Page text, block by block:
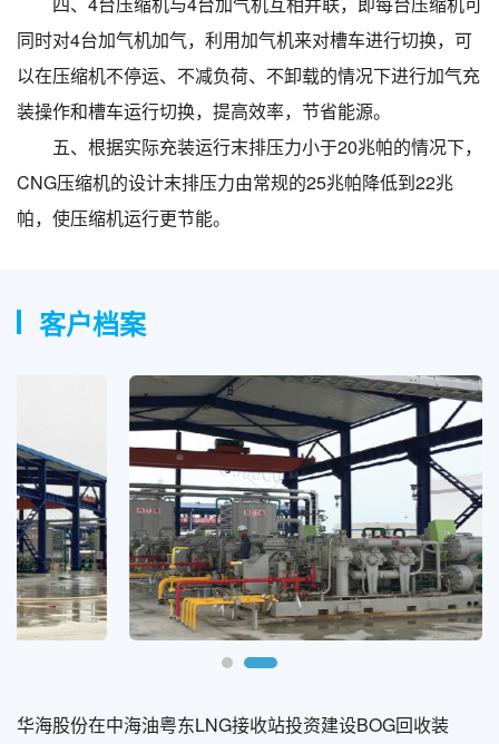
同时对4台加气机加气，利用加气机来对槽车进行切换，可
以在压缩机不停运、不减负荷、不卸载的情况下进行加气充
装操作和槽车运行切换，提高效率，节省能源。
五、根据实际充装运行末排压力小于20兆帕的情况下，
CNG压缩机的设计末排压力由常规的25兆帕降低到22兆
帕，使压缩机运行更节能。
客户档案
华海股份在中海油粤东LNG接收站投资建设BOG回收装